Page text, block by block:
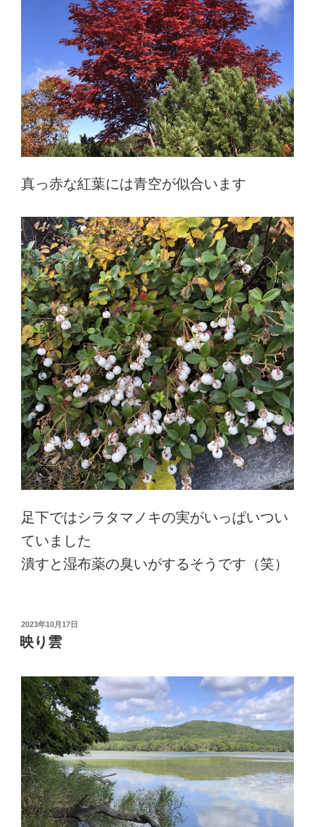
真っ赤な紅葉には青空が似合います
足下ではシラタマノキの実がいっぱいつい
ていました
潰すと湿布薬の臭いがするそうです（笑）
投
稿
日:
2023年10月17日
映り雲